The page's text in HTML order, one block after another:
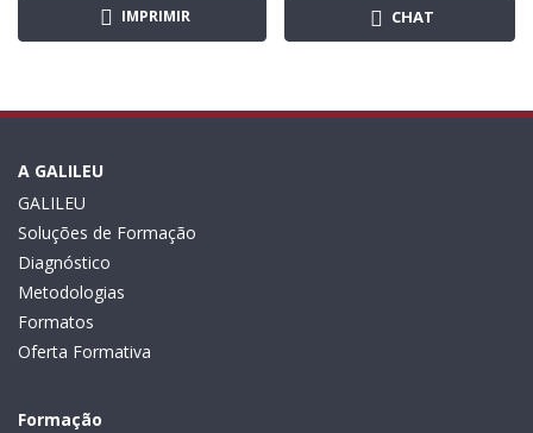
IMPRIMIR CHAT
A GALILEU
GALILEU
Soluções de Formação
Diagnóstico
Metodologias
Formatos
Oferta Formativa
Formação